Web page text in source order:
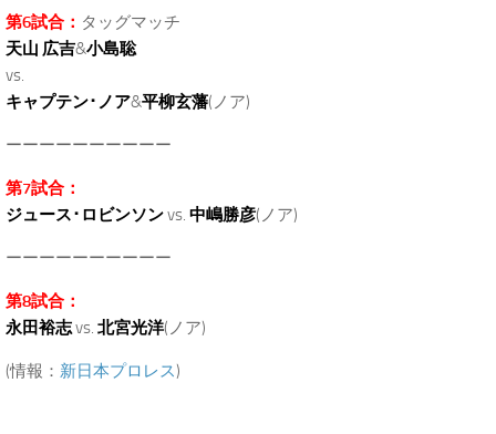
第6試合： タッグマッチ
天山 広吉&小島聡
vs.
キャプテン･ノア&平柳玄藩(ノア)
ーーーーーーーーーー
第7試合：
ジュース･ロビンソンvs. 中嶋勝彦(ノア)
ーーーーーーーーーー
第8試合：
永田裕志vs. 北宮光洋(ノア)
(情報： 新日本プロレス)